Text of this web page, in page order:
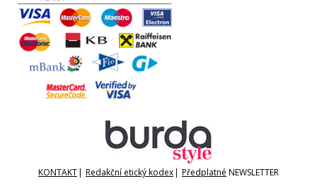
KONTAKT| Redakční etický kodex| Předplatné NEWSLETTER